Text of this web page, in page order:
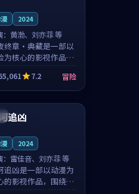
2024
黄渤、刘亦菲 等
终章·典藏是一部以
为核心的影视作品，
危机、反转与人物成
开，整体节奏紧凑，
推荐观看。
7.2 冒险
93:57
追凶
2024
雷佳音、刘亦菲 等
追凶是一部以动漫为
的影视作品，围绕危